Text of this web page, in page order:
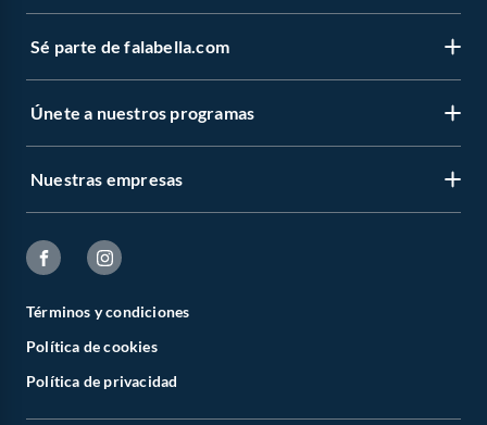
Sé parte de falabella.com
Únete a nuestros programas
Nuestras empresas
Términos y condiciones
Política de cookies
Política de privacidad